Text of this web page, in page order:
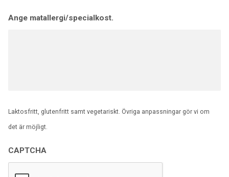
Ange matallergi/specialkost.
Laktosfritt, glutenfritt samt vegetariskt. Övriga anpassningar gör vi om
det är möjligt.
CAPTCHA